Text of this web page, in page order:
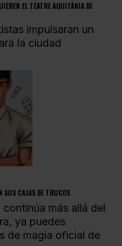
EL TEATRE AQUITÀNIA DE
impulsaran un
la ciudad
SUS CAJAS DE TRUCOS
más allá del
ya puedes
de magia oficial de